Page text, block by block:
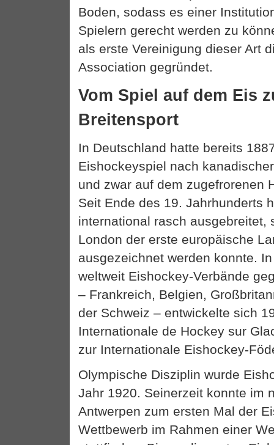
Boden, sodass es einer
Spielern gerecht werden zu
als erste Vereinigung dieser Art
Association gegründet.
Vom Spiel auf dem Eis
Breitensport
In Deutschland hatte bereits
Eishockeyspiel nach
und zwar auf dem zugefrorenen
Seit Ende des 19. Jahrhunderts
international rasch ausgebreitet,
London der erste europäische
ausgezeichnet werden konnte.
weltweit Eishockey-Verbände
– Frankreich, Belgien,
der Schweiz – entwickelte sich
Internationale de Hockey sur
zur Internationale Eishockey-
Olympische Disziplin wurde
Jahr 1920. Seinerzeit konnte im
Antwerpen zum ersten Mal der
Wettbewerb im Rahmen einer